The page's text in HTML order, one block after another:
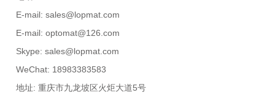
E-mail:sales@lopmat.com
E-mail:optomat@126.com
Skype:sales@lopmat.com
WeChat: 18983383583
地址: 重庆市九龙坡区火炬大道5号